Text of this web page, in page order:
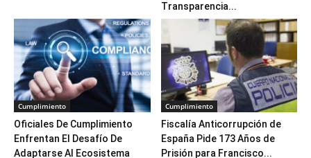
Transparencia...
Cumplimiento
Oficiales De Cumplimiento
Enfrentan El Desafío De
Adaptarse Al Ecosistema
Cumplimiento
Fiscalía Anticorrupción de
España Pide 173 Años de
Prisión para Francisco...